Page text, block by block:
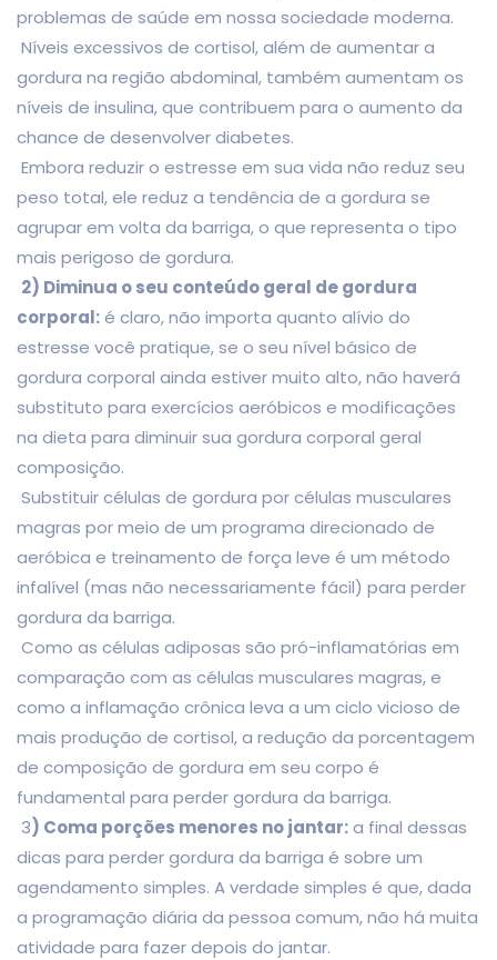
problemas de saúde em nossa sociedade moderna.
Níveis excessivos de cortisol, além de aumentar a
gordura na região abdominal, também aumentam os
níveis de insulina, que contribuem para o aumento da
chance de desenvolver diabetes.
Embora reduzir o estresse em sua vida não reduz seu
peso total, ele reduz a tendência de a gordura se
agrupar em volta da barriga, o que representa o tipo
mais perigoso de gordura.
2) Diminua o seu conteúdo geral de gordura
corporal:é claro, não importa quanto alívio do
estresse você pratique, se o seu nível básico de
gordura corporal ainda estiver muito alto, não haverá
substituto para exercícios aeróbicos e modificações
na dieta para diminuir sua gordura corporal geral
composição.
Substituir células de gordura por células musculares
magras por meio de um programa direcionado de
aeróbica e treinamento de força leve é um método
infalível (mas não necessariamente fácil) para perder
gordura da barriga.
Como as células adiposas são pró-inflamatórias em
comparação com as células musculares magras, e
como a inflamação crônica leva a um ciclo vicioso de
mais produção de cortisol, a redução da porcentagem
de composição de gordura em seu corpo é
fundamental para perder gordura da barriga.
3) Coma porções menores no jantar:a final dessas
dicas para perder gordura da barriga é sobre um
agendamento simples. A verdade simples é que, dada
a programação diária da pessoa comum, não há muita
atividade para fazer depois do jantar.